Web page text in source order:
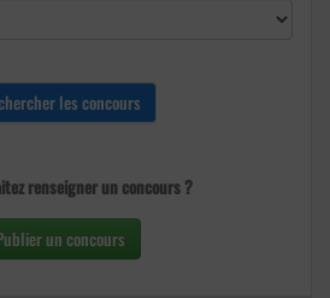
renseigner un concours ?
un concours